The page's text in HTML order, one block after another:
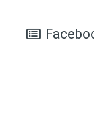
Blokkok